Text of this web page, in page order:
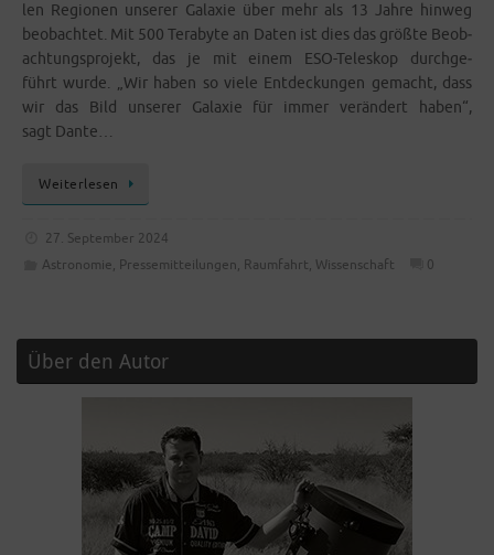
len Regio­nen unse­rer Gala­xie über mehr als 13 Jah­re hin­weg
beob­ach­tet. Mit 500 Tera­byte an Daten ist dies das größ­te Beob­
ach­tungs­pro­jekt, das je mit einem ESO-Tele­­skop durch­ge­
führt wur­de. „Wir haben so vie­le Ent­de­ckun­gen gemacht, dass
wir das Bild unse­rer Gala­xie für immer ver­än­dert haben“,
sagt Dante…
Wei­ter­le­sen
27. September 2024
Astronomie, Pressemitteilungen, Raumfahrt, Wissenschaft 0
Über den Autor